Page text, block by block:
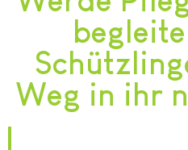
Weg in ihr